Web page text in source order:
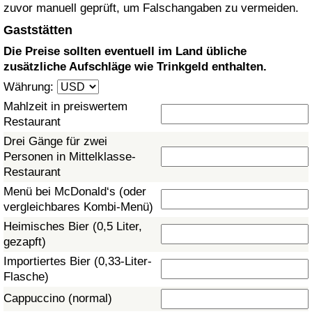
zuvor manuell geprüft, um Falschangaben zu vermeiden.
Gaststätten
Die Preise sollten eventuell im Land übliche
zusätzliche Aufschläge wie Trinkgeld enthalten.
Währung:
Mahlzeit in preiswertem
Restaurant
Drei Gänge für zwei
Personen in Mittelklasse-
Restaurant
Menü bei McDonald‘s (oder
vergleichbares Kombi-Menü)
Heimisches Bier (0,5 Liter,
gezapft)
Importiertes Bier (0,33-Liter-
Flasche)
Cappuccino (normal)
Gesundheitsversorgung
Gesundheitsversorgungs-Index (aktuell)
Gesundheitsversorgungs-Index
Umweltverschmutzung
Umweltverschmutzungs-Index (aktuell)
Verschmutzungsindex
Umweltverschmutzungs-Index nach Land